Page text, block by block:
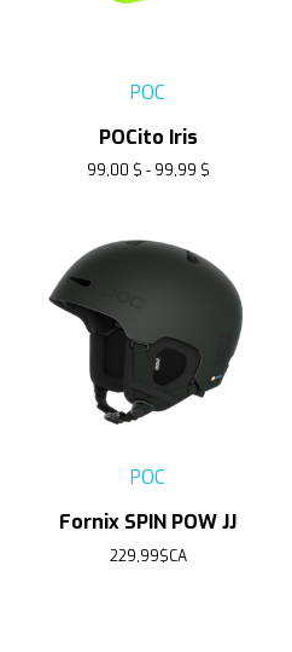
POC
POCito Iris
99,00 $ - 99,99 $
POC
Fornix SPIN POW JJ
229,99$CA